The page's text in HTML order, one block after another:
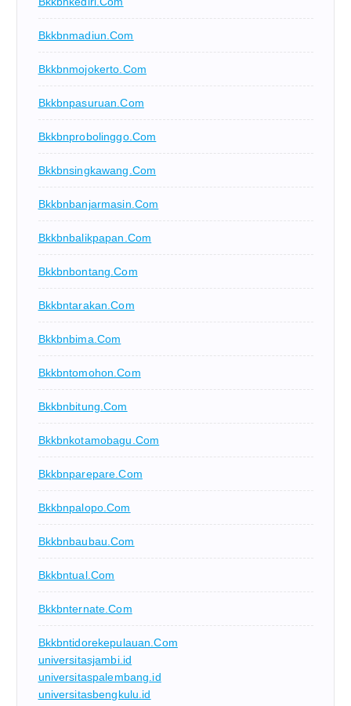
Bkkbnmadiun.com
Bkkbnmojokerto.com
Bkkbnpasuruan.com
Bkkbnprobolinggo.com
Bkkbnsingkawang.com
Bkkbnbanjarmasin.com
Bkkbnbalikpapan.com
Bkkbnbontang.com
Bkkbntarakan.com
Bkkbnbima.com
Bkkbntomohon.com
Bkkbnbitung.com
Bkkbnkotamobagu.com
Bkkbnparepare.com
Bkkbnpalopo.com
Bkkbnbaubau.com
Bkkbntual.com
Bkkbnternate.com
Bkkbntidorekepulauan.com
universitasjambi.id
universitaspalembang.id
universitasbengkulu.id